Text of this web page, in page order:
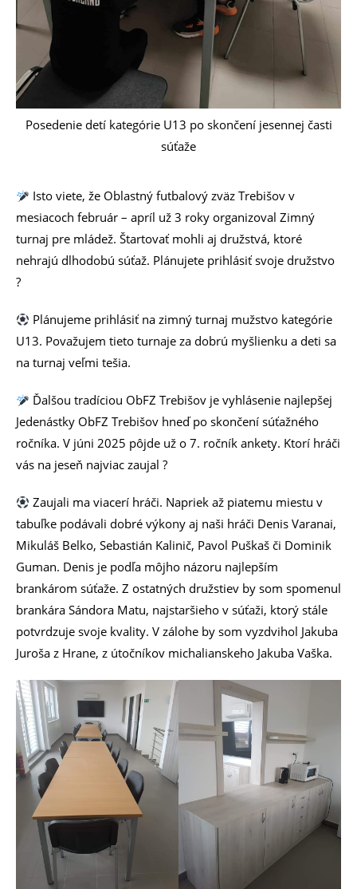
Posedenie detí kategórie U13 po skončení jesennej časti
súťaže
Isto viete, že Oblastný futbalový zväz Trebišov v
mesiacoch február – apríl už 3 roky organizoval Zimný
turnaj pre mládež. Štartovať mohli aj družstvá, ktoré
nehrajú dlhodobú súťaž. Plánujete prihlásiť svoje družstvo
?
Plánujeme prihlásiť na zimný turnaj mužstvo kategórie
U13. Považujem tieto turnaje za dobrú myšlienku a deti sa
na turnaj veľmi tešia.
Ďalšou tradíciou ObFZ Trebišov je vyhlásenie najlepšej
Jedenástky ObFZ Trebišov hneď po skončení súťažného
ročníka. V júni 2025 pôjde už o 7. ročník ankety. Ktorí hráči
vás na jeseň najviac zaujal ?
Zaujali ma viacerí hráči. Napriek až piatemu miestu v
tabuľke podávali dobré výkony aj naši hráči Denis Varanai,
Mikuláš Belko, Sebastián Kalinič, Pavol Puškaš či Dominik
Guman. Denis je podľa môjho názoru najlepším
brankárom súťaže. Z ostatných družstiev by som spomenul
brankára Sándora Matu, najstaršieho v súťaži, ktorý stále
potvrdzuje svoje kvality. V zálohe by som vyzdvihol Jakuba
Juroša z Hrane, z útočníkov michalianskeho Jakuba Vaška.